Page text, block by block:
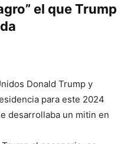
el que Trump
Donald Trump y
para este 2024
desarrollaba un mitin en